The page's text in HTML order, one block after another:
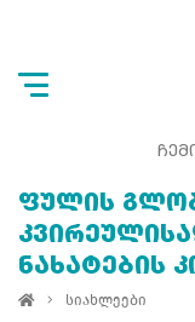
ᲤᲣᲚᲘᲡ
ᲜᲐᲮᲐᲢᲔᲑᲘᲡ
სიახლეები